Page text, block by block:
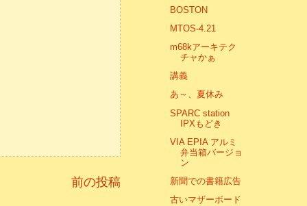
前の投稿
BOSTON
MTOS-4.21
m68kアーキテク
チャかぁ
講義
あ～、夏休み
SPARC station
IPXもどき
VIA EPIA アルミ
弁当箱バージョ
ン
新聞での書籍広告
古いマザーボード